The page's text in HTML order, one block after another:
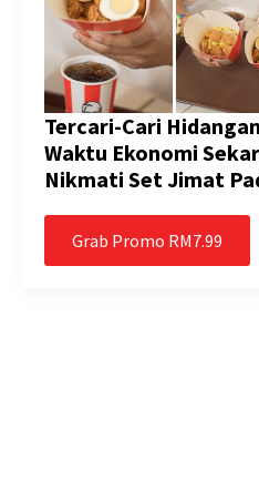
Tercari-Cari
Waktu Ekonomi
Nikmati Set Jimat
Grab Promo RM7.99